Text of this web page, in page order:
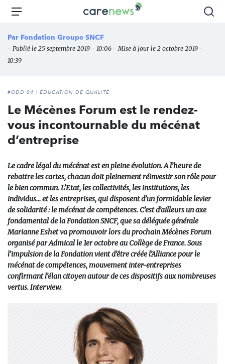
Aller
principal
Carenews,
média
des
Menu
Par Fondation Groupe SNCF
- Publié le 25 septembre 2019 - 10:06 - Mise à jour le 2 octobre 2019 -
10:39
#ODD 04 : ÉDUCATION DE QUALITÉ
Le Mécènes Forum est le rendez-
vous incontournable du mécénat
d’entreprise
Le cadre légal du mécénat est en pleine évolution. A l’heure de
rebattre les cartes, chacun doit pleinement réinvestir son rôle pour
le bien commun. L’Etat, les collectivités, les institutions, les
individus… et les entreprises, qui disposent d’un formidable levier
de solidarité : le mécénat de compétences. C’est d’ailleurs un axe
fondamental de la Fondation SNCF, que sa déléguée générale
Marianne Eshet va promouvoir lors du prochain Mécènes Forum
organisé par Admical le 1er octobre au Collège de France. Sous
l’impulsion de la Fondation vient d’être créée l’Alliance pour le
mécénat de compétences, mouvement inter-entreprises
confirmant l’élan citoyen autour de ces dispositifs aux nombreuses
vertus. Interview.